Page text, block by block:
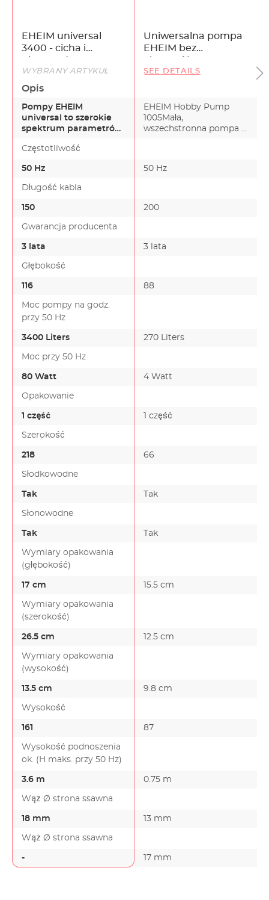
EHEIM universal
3400 - cicha i
wodna z kablem o
długości 1,5 m
Uniwersalna pompa
EHEIM bez
WYBRANY ARTYKUŁ SEE DETAILS
Opis
Pompy EHEIM
universal to szerokie
spektrum parametrów
gama zasto…
EHEIM Hobby Pump
1005Mała,
wszechstronna pompa o
Częstotliwość
50 Hz 50 Hz
Długość kabla
150 200
Gwarancja producenta
3 lata 3 lata
Głębokość
116 88
Moc pompy na godz.
przy 50 Hz
3400 Liters 270 Liters
Moc przy 50 Hz
80 Watt 4 Watt
Opakowanie
1 część 1 część
Szerokość
218 66
Słodkowodne
Tak Tak
Słonowodne
Tak Tak
Wymiary opakowania
(głębokość)
17 cm 15.5 cm
Wymiary opakowania
(szerokość)
26.5 cm 12.5 cm
Wymiary opakowania
(wysokość)
13.5 cm 9.8 cm
Wysokość
161 87
Wysokość podnoszenia
ok. (H maks. przy 50 Hz)
3.6 m 0.75 m
Wąż Ø strona ssawna
18 mm 13 mm
Wąż Ø strona ssawna
- 17 mm